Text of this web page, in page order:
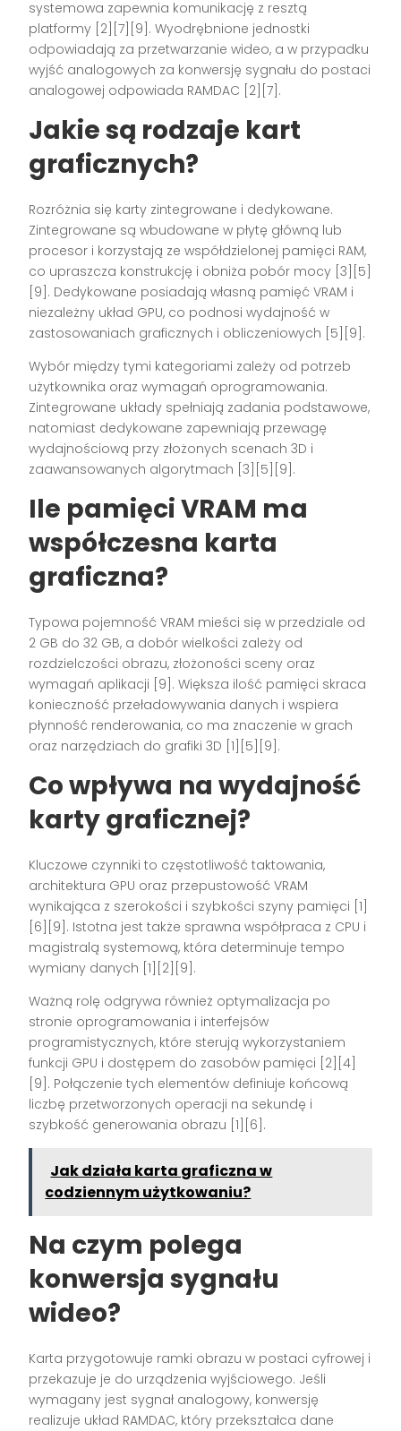
systemowa zapewnia komunikację z resztą
platformy [2][7][9]. Wyodrębnione jednostki
odpowiadają za przetwarzanie wideo, a w przypadku
wyjść analogowych za konwersję sygnału do postaci
analogowej odpowiada RAMDAC [2][7].
Jakie są rodzaje kart
graficznych?
Rozróżnia się karty zintegrowane i dedykowane.
Zintegrowane są wbudowane w płytę główną lub
procesor i korzystają ze współdzielonej pamięci RAM,
co upraszcza konstrukcję i obniża pobór mocy [3][5]
[9]. Dedykowane posiadają własną pamięć VRAM i
niezależny układ GPU, co podnosi wydajność w
zastosowaniach graficznych i obliczeniowych [5][9].
Wybór między tymi kategoriami zależy od potrzeb
użytkownika oraz wymagań oprogramowania.
Zintegrowane układy spełniają zadania podstawowe,
natomiast dedykowane zapewniają przewagę
wydajnościową przy złożonych scenach 3D i
zaawansowanych algorytmach [3][5][9].
Ile pamięci VRAM ma
współczesna karta
graficzna?
Typowa pojemność VRAM mieści się w przedziale od
2 GB do 32 GB, a dobór wielkości zależy od
rozdzielczości obrazu, złożoności sceny oraz
wymagań aplikacji [9]. Większa ilość pamięci skraca
konieczność przeładowywania danych i wspiera
płynność renderowania, co ma znaczenie w grach
oraz narzędziach do grafiki 3D [1][5][9].
Co wpływa na wydajność
karty graficznej?
Kluczowe czynniki to częstotliwość taktowania,
architektura GPU oraz przepustowość VRAM
wynikająca z szerokości i szybkości szyny pamięci [1]
[6][9]. Istotna jest także sprawna współpraca z CPU i
magistralą systemową, która determinuje tempo
wymiany danych [1][2][9].
Ważną rolę odgrywa również optymalizacja po
stronie oprogramowania i interfejsów
programistycznych, które sterują wykorzystaniem
funkcji GPU i dostępem do zasobów pamięci [2][4]
[9]. Połączenie tych elementów definiuje końcową
liczbę przetworzonych operacji na sekundę i
szybkość generowania obrazu [1][6].
Jak działa karta graficzna w
codziennym użytkowaniu?
Na czym polega
konwersja sygnału
wideo?
Karta przygotowuje ramki obrazu w postaci cyfrowej i
przekazuje je do urządzenia wyjściowego. Jeśli
wymagany jest sygnał analogowy, konwersję
realizuje układ RAMDAC, który przekształca dane